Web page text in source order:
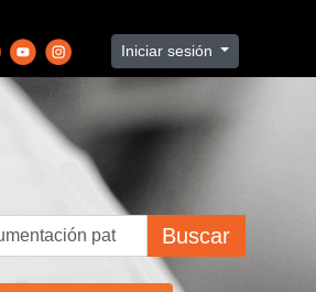
Iniciar sesión
Buscar